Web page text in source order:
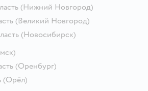
(Нижний Новгород)
(Великий Новгород)
(Новосибирск)
(Оренбург)
(Орёл)